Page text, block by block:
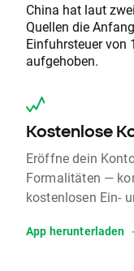
China hat laut
Quellen die
Einfuhrsteuer von
aufgehoben.
Kostenlose
Eröffne dein
Formalitäten —
kostenlosen Ein-
App herunterladen